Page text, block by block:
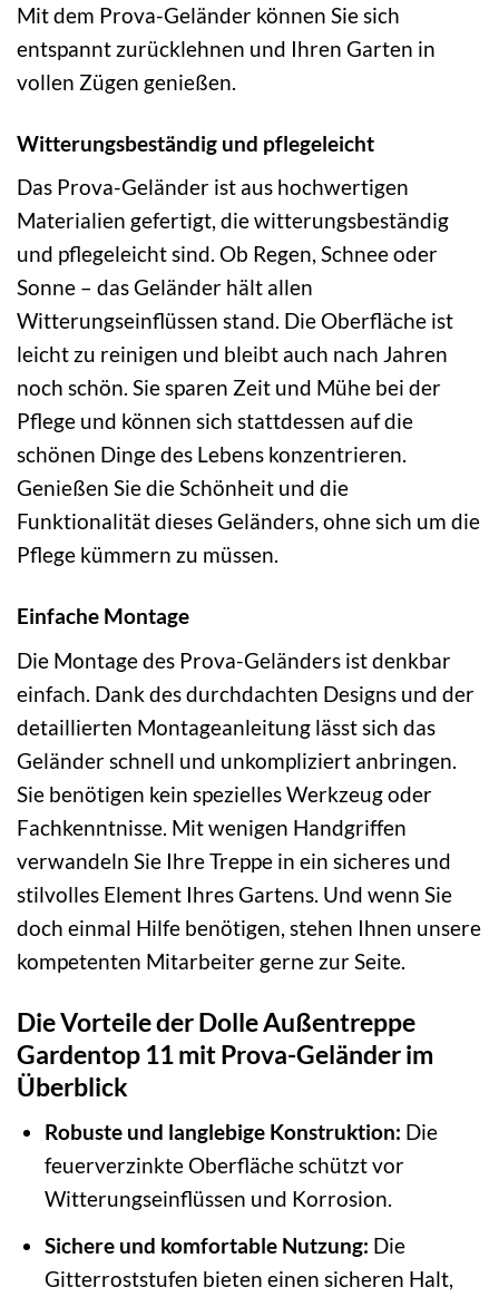
Mit dem Prova-Geländer können Sie sich
entspannt zurücklehnen und Ihren Garten in
vollen Zügen genießen.
Witterungsbeständig und pflegeleicht
Das Prova-Geländer ist aus hochwertigen
Materialien gefertigt, die witterungsbeständig
und pflegeleicht sind. Ob Regen, Schnee oder
Sonne – das Geländer hält allen
Witterungseinflüssen stand. Die Oberfläche ist
leicht zu reinigen und bleibt auch nach Jahren
noch schön. Sie sparen Zeit und Mühe bei der
Pflege und können sich stattdessen auf die
schönen Dinge des Lebens konzentrieren.
Genießen Sie die Schönheit und die
Funktionalität dieses Geländers, ohne sich um die
Pflege kümmern zu müssen.
Einfache Montage
Die Montage des Prova-Geländers ist denkbar
einfach. Dank des durchdachten Designs und der
detaillierten Montageanleitung lässt sich das
Geländer schnell und unkompliziert anbringen.
Sie benötigen kein spezielles Werkzeug oder
Fachkenntnisse. Mit wenigen Handgriffen
verwandeln Sie Ihre Treppe in ein sicheres und
stilvolles Element Ihres Gartens. Und wenn Sie
doch einmal Hilfe benötigen, stehen Ihnen unsere
kompetenten Mitarbeiter gerne zur Seite.
Die Vorteile der Dolle Außentreppe
Gardentop 11 mit Prova-Geländer im
Überblick
Robuste und langlebige Konstruktion: Die
feuerverzinkte Oberfläche schützt vor
Witterungseinflüssen und Korrosion.
Sichere und komfortable Nutzung: Die
Gitterroststufen bieten einen sicheren Halt,